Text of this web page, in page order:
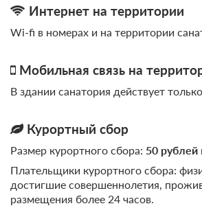
Интернет на территории
Wi-fi в номерах и на территории
Мобильная связь на
В здании санатория действует
Курортный сбор
Размер курортного сбора: 50 рублей
Плательщики курортного сбора:
достигшие совершеннолетия,
размещения более 24 часов.